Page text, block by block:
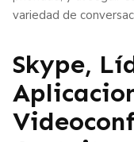
variedad de
Skype,